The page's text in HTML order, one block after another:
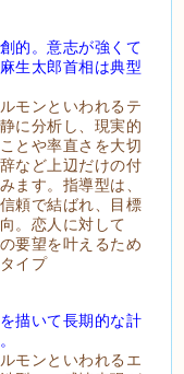
的。意志が強くて
生太郎首相は典型
モンといわれるテ
に分析し、現実的
とや率直さを大切
など上辺だけの付
ます。指導型は、
頼で結ばれ、目標
。恋人に対して
要望を叶えるため
イプ
描いて長期的な計
モンといわれるエ